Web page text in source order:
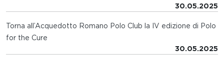
30.05.2025
Torna all’Acquedotto Romano Polo Club la IV edizione di Polo
for the Cure
30.05.2025